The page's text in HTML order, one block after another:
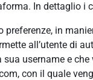
In dettaglio i
in
all’utente di
username e
con il quale